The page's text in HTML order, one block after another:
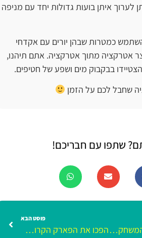
לערוך איתן בועות גדולות יחד עם מניפה
כמטרות שבהן יורים עם אקדחי
אטרקציה מתוך אטרקציה. אתם תיהנו,
הצטיידו בבקבוק מים ושפע של חטיפים.
שחבל לכם על הזמן
שתפו עם חבריכם!
כך תשדרגו את המשחק עם מכוניות הצעצוע
פוסט הבא
הפכו את הפארק הקרוב לביתכם להרפתקה